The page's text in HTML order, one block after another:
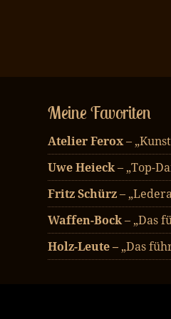
Meine Favoriten
Atelier Ferox–
Uwe Heieck– „Top-
Fritz Schürz–
Waffen-Bock– „Das
Holz-Leute – „Das